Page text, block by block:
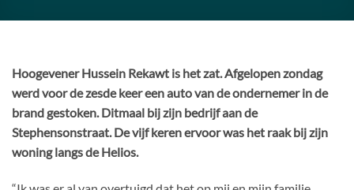
Hoogevener Hussein Rekawt is het zat. Afgelopen zondag
werd voor de zesde keer een auto van de ondernemer in de
brand gestoken. Ditmaal bij zijn bedrijf aan de
Stephensonstraat. De vijf keren ervoor was het raak bij zijn
woning langs de Helios.